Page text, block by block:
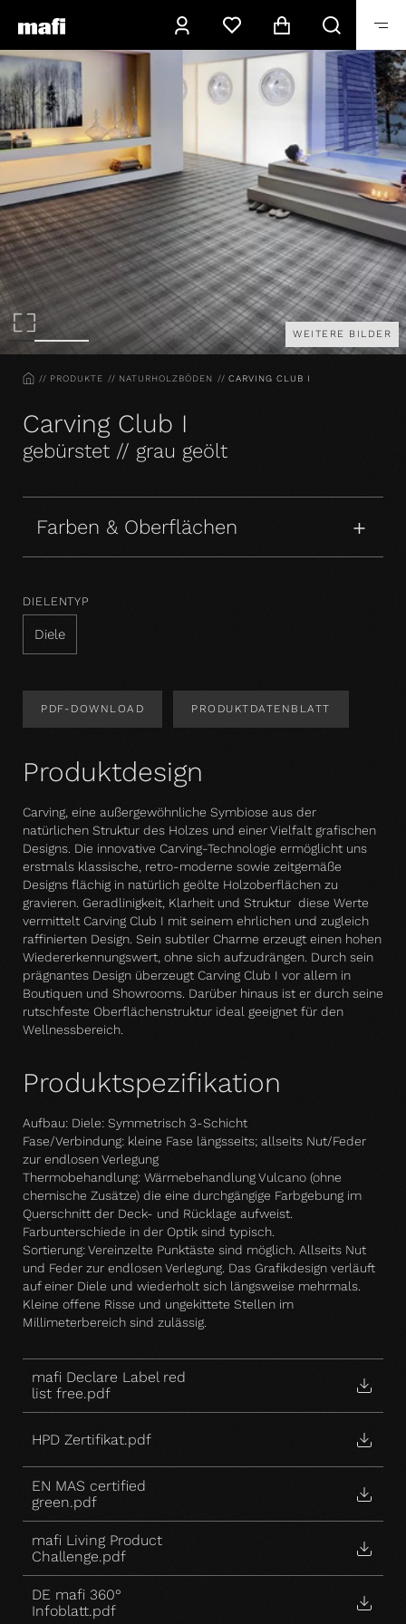
WEITERE BILDER
HOMEPRODUKTE NATURHOLZBÖDEN CARVING CLUB I
Carving Club I
gebürstet // grau geölt
Farben & Oberflächen
DIELENTYP
Diele
PDF-DOWNLOAD PRODUKTDATENBLATT
Produktdesign
Carving, eine außergewöhnliche Symbiose aus der
natürlichen Struktur des Holzes und einer Vielfalt grafischen
Designs. Die innovative Carving-Technologie ermöglicht uns
erstmals klassische, retro-moderne sowie zeitgemäße
Designs flächig in natürlich geölte Holzoberflächen zu
gravieren. Geradlinigkeit, Klarheit und Struktur  diese Werte
vermittelt Carving Club I mit seinem ehrlichen und zugleich
raffinierten Design. Sein subtiler Charme erzeugt einen hohen
Wiedererkennungswert, ohne sich aufzudrängen. Durch sein
prägnantes Design überzeugt Carving Club I vor allem in
Boutiquen und Showrooms. Darüber hinaus ist er durch seine
rutschfeste Oberflächenstruktur ideal geeignet für den
Wellnessbereich.
Produktspezifikation
Aufbau: Diele: Symmetrisch 3-Schicht
Fase/Verbindung: kleine Fase längsseits; allseits Nut/Feder
zur endlosen Verlegung
Thermobehandlung: Wärmebehandlung Vulcano (ohne
chemische Zusätze) die eine durchgängige Farbgebung im
Querschnitt der Deck- und Rücklage aufweist.
Farbunterschiede in der Optik sind typisch.
Sortierung: Vereinzelte Punktäste sind möglich. Allseits Nut
und Feder zur endlosen Verlegung. Das Grafikdesign verläuft
auf einer Diele und wiederholt sich längsweise mehrmals.
Kleine offene Risse und ungekittete Stellen im
Millimeterbereich sind zulässig.
mafi Declare Label red
list free.pdf
HPD Zertifikat.pdf
EN MAS certified
green.pdf
mafi Living Product
Challenge.pdf
DE mafi 360°
Infoblatt.pdf